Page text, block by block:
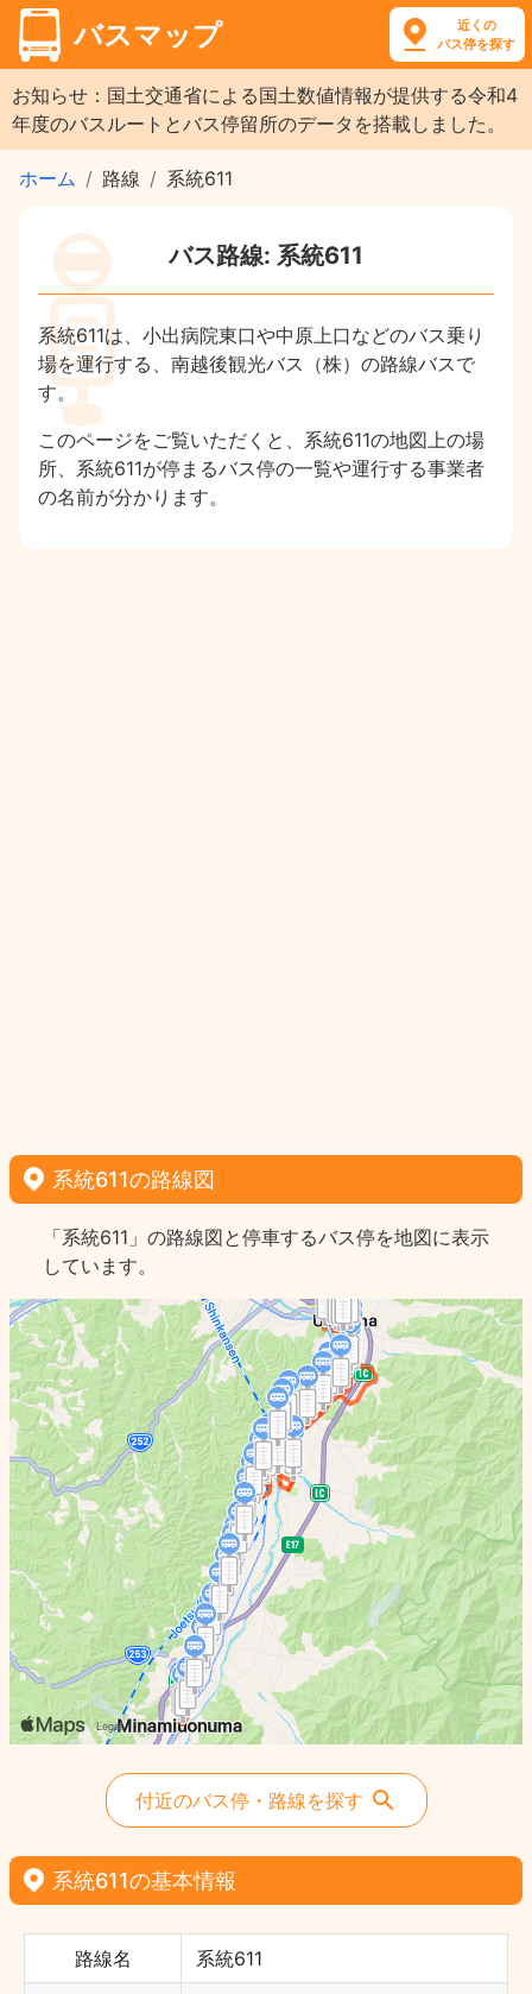
バスマップ
近くの
バス停を探す
お知らせ：国土交通省による国土数値情報が提供する令和4
年度のバスルートとバス停留所のデータを搭載しました。
ホーム 路線 系統611
バス路線: 系統611
系統611は、小出病院東口や中原上口などのバス乗り
場を運行する、南越後観光バス（株）の路線バスで
す。
このページをご覧いただくと、系統611の地図上の場
所、系統611が停まるバス停の一覧や運行する事業者
の名前が分かります。
系統611の路線図
「系統611」の路線図と停車するバス停を地図に表示
しています。
付近のバス停・路線を探す
系統611の基本情報
路線名 系統611